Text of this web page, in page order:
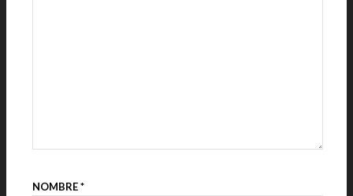
NOMBRE*